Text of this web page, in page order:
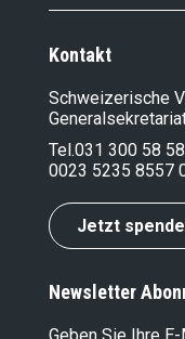
Kontakt
Schweizerische
Tel.031 300 58 58
0023 5235 8557
Jetzt
Newsletter